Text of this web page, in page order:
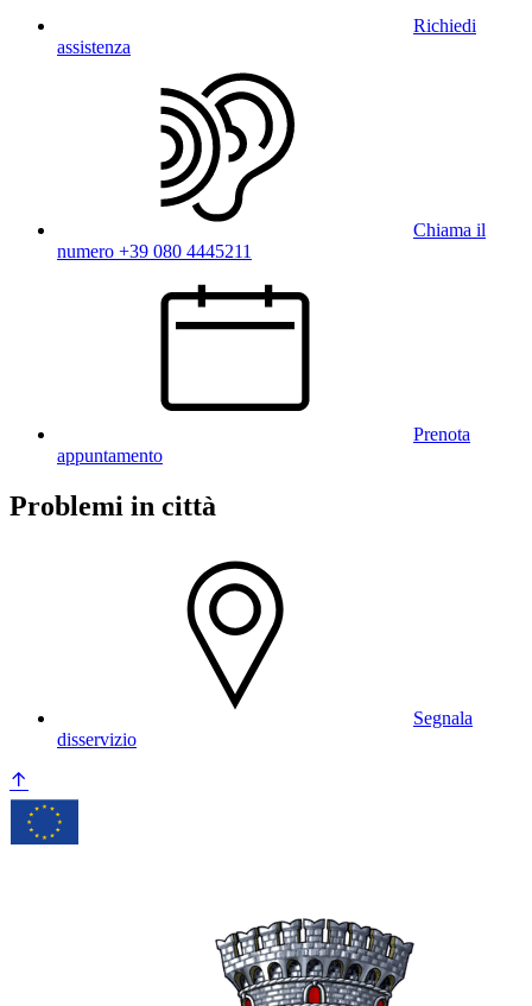
Richiedi
assistenza
Chiama il
numero +39 080 4445211
Prenota
appuntamento
Problemi in città
Segnala
disservizio